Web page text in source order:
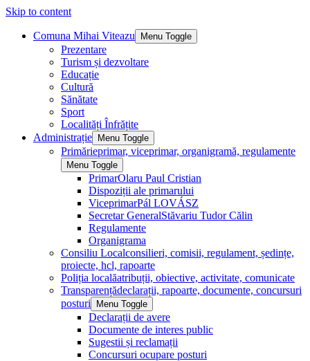
Skip to content
Comuna Mihai Viteazu Menu Toggle
Prezentare
Turism și dezvoltare
Educație
Cultură
Sănătate
Sport
Localități Înfrățite
Administrație
Menu Toggle
Primărieprimar, viceprimar, organigramă, regulamente
Menu Toggle
PrimarOlaru Paul Cristian
Dispoziții ale primarului
ViceprimarPál LOVÁSZ
Secretar GeneralStăvariu Tudor Călin
Regulamente
Organigrama
Consiliu Localconsilieri, comisii, regulament, ședințe,
proiecte, hcl, rapoarte
Poliția localăatribuții, obiective, activitate, comunicate
Transparențădeclarații, rapoarte, documente, concursuri
posturi
Menu Toggle
Declarații de avere
Documente de interes public
Sugestii și reclamații
Concursuri ocupare posturi